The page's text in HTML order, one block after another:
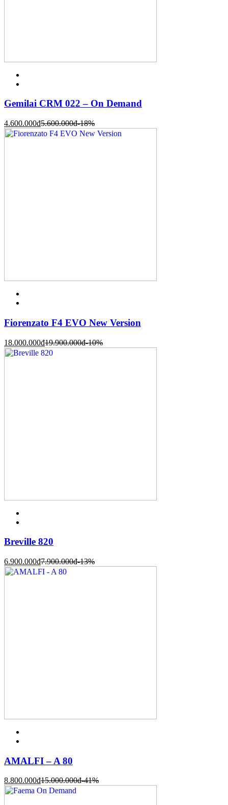
Gemilai CRM 022 – On Demand
4.600.000đ5.600.000đ-18%
Fiorenzato F4 EVO New Version
18.000.000đ19.900.000đ-10%
Breville 820
6.900.000đ7.900.000đ-13%
AMALFI – A 80
8.800.000đ15.000.000đ-41%